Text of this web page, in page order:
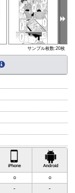
サンプル枚数:20枚
iPhone対応
○
○
-
-